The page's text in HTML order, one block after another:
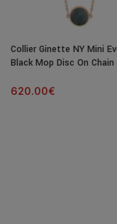
Collier Ginette NY Mini
Black Mop Disc On Chain
620.00€